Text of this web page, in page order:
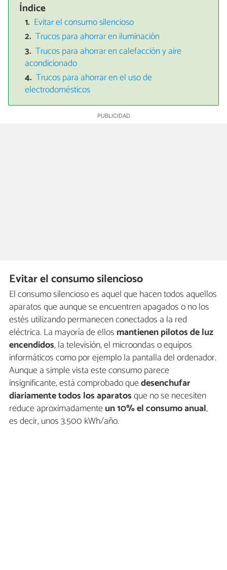
Índice
Evitar el consumo silencioso
Trucos para ahorrar en iluminación
Trucos para ahorrar en calefacción y aire
acondicionado
Trucos para ahorrar en el uso de
electrodomésticos
Evitar el consumo silencioso
El consumo silencioso es aquel que hacen todos aquellos
aparatos que aunque se encuentren apagados o no los
estés utilizando permanecen conectados a la red
eléctrica. La mayoría de ellos mantienen pilotos de luz
encendidos, la televisión, el microondas o equipos
informáticos como por ejemplo la pantalla del ordenador.
Aunque a simple vista este consumo parece
insignificante, está comprobado quedesenchufar
diariamente todos los aparatosque no se necesiten
reduce aproximadamenteun 10% el consumo anual,
es decir, unos 3.500 kWh/año.